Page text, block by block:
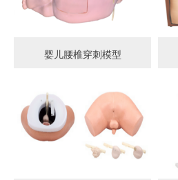
婴儿腰椎穿刺模型